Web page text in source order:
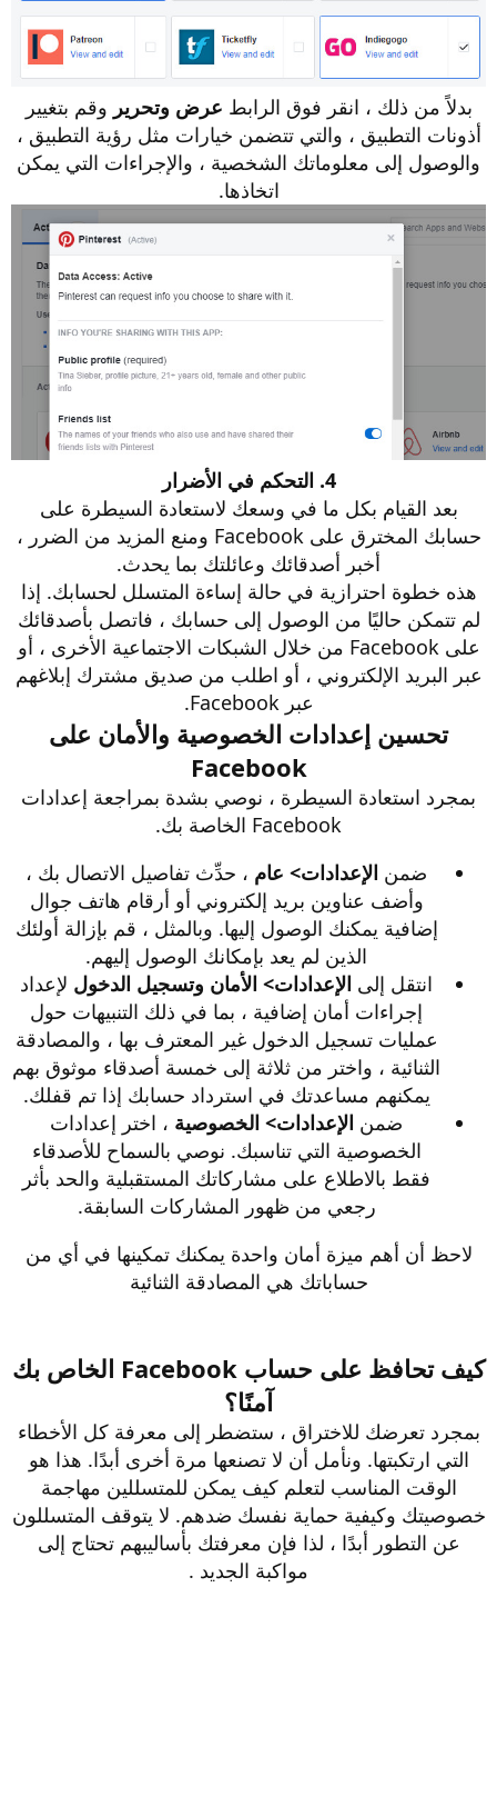
بدلاً من ذلك ، انقر فوق الرابط عرض وتحرير وقم بتغيير
أذونات التطبيق ، والتي تتضمن خيارات مثل رؤية التطبيق ،
والوصول إلى معلوماتك الشخصية ، والإجراءات التي يمكن
اتخاذها.
4. التحكم في الأضرار
بعد القيام بكل ما في وسعك لاستعادة السيطرة على
حسابك المخترق على Facebook ومنع المزيد من الضرر ،
أخبر أصدقائك وعائلتك بما يحدث.
هذه خطوة احترازية في حالة إساءة المتسلل لحسابك. إذا
لم تتمكن حاليًا من الوصول إلى حسابك ، فاتصل بأصدقائك
على Facebook من خلال الشبكات الاجتماعية الأخرى ، أو
عبر البريد الإلكتروني ، أو اطلب من صديق مشترك إبلاغهم
عبر Facebook.
تحسين إعدادات الخصوصية والأمان على
Facebook
بمجرد استعادة السيطرة ، نوصي بشدة بمراجعة إعدادات
Facebook الخاصة بك.
ضمن الإعدادات> عام ، حدِّث تفاصيل الاتصال بك ،
وأضف عناوين بريد إلكتروني أو أرقام هاتف جوال
إضافية يمكنك الوصول إليها. وبالمثل ، قم بإزالة أولئك
الذين لم يعد بإمكانك الوصول إليهم.
انتقل إلى الإعدادات> الأمان وتسجيل الدخول لإعداد
إجراءات أمان إضافية ، بما في ذلك التنبيهات حول
عمليات تسجيل الدخول غير المعترف بها ، والمصادقة
الثنائية ، واختر من ثلاثة إلى خمسة أصدقاء موثوق بهم
يمكنهم مساعدتك في استرداد حسابك إذا تم قفلك.
ضمن الإعدادات> الخصوصية ، اختر إعدادات
الخصوصية التي تناسبك. نوصي بالسماح للأصدقاء
فقط بالاطلاع على مشاركاتك المستقبلية والحد بأثر
رجعي من ظهور المشاركات السابقة.
لاحظ أن أهم ميزة أمان واحدة يمكنك تمكينها في أي من
حساباتك هي المصادقة الثنائية
كيف تحافظ على حساب Facebook الخاص بك
آمنًا؟
بمجرد تعرضك للاختراق ، ستضطر إلى معرفة كل الأخطاء
التي ارتكبتها. ونأمل أن لا تصنعها مرة أخرى أبدًا. هذا هو
الوقت المناسب لتعلم كيف يمكن للمتسللين مهاجمة
خصوصيتك وكيفية حماية نفسك ضدهم. لا يتوقف المتسللون
عن التطور أبدًا ، لذا فإن معرفتك بأساليبهم تحتاج إلى
مواكبة الجديد .